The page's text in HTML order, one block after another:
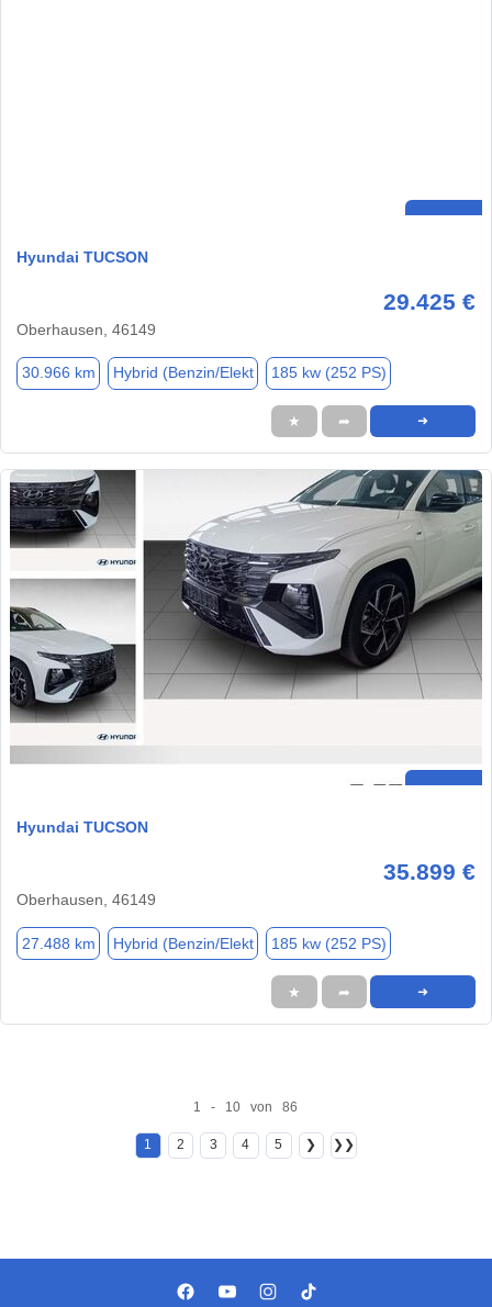
Hyundai TUCSON
29.425 €
Oberhausen, 46149
30.966 km Hybrid (Benzin/Elekt 185 kw (252 PS)
★ ➦ ➜
Hyundai TUCSON
35.899 €
Oberhausen, 46149
27.488 km Hybrid (Benzin/Elekt 185 kw (252 PS)
★ ➦ ➜
1 - 10 von 86
1 2 3 4 5 ❯ ❯❯